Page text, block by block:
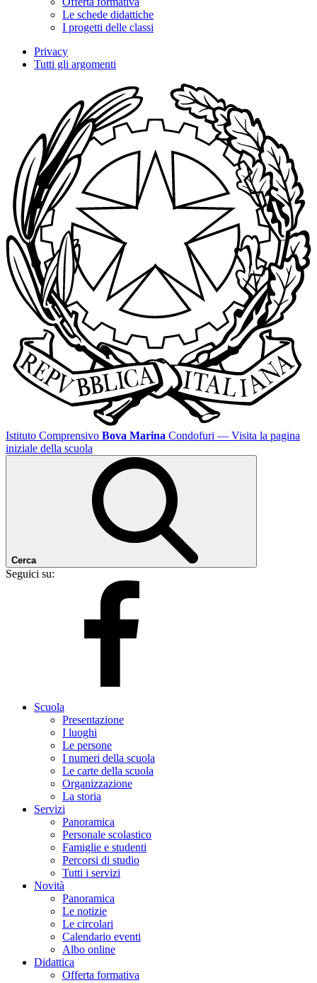
Le schede didattiche
I progetti delle classi
Privacy
Tutti gli argomenti
Istituto Comprensivo Bova Marina Condofuri — Visita la pagina
iniziale della scuola
Cerca
Seguici su:
Scuola
Presentazione
I luoghi
Le persone
I numeri della scuola
Le carte della scuola
Organizzazione
La storia
Servizi
Panoramica
Personale scolastico
Famiglie e studenti
Percorsi di studio
Tutti i servizi
Novità
Panoramica
Le notizie
Le circolari
Calendario eventi
Albo online
Didattica
Offerta formativa